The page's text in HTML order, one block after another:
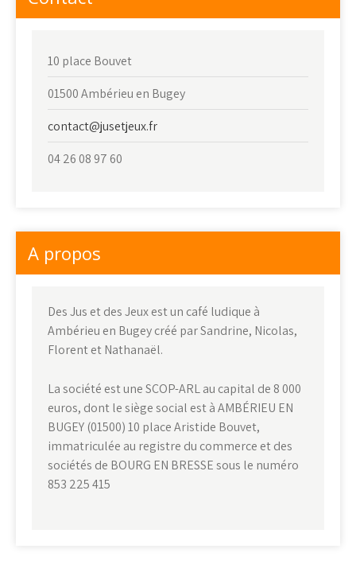
10 place Bouvet
01500 Ambérieu en Bugey
contact@jusetjeux.fr
04 26 08 97 60
A propos
Des Jus et des Jeux est un café ludique à
Ambérieu en Bugey créé par Sandrine, Nicolas,
Florent et Nathanaël.
La société est une SCOP-ARL au capital de 8 000
euros, dont le siège social est à AMBÉRIEU EN
BUGEY (01500) 10 place Aristide Bouvet,
immatriculée au registre du commerce et des
sociétés de BOURG EN BRESSE sous le numéro
853 225 415